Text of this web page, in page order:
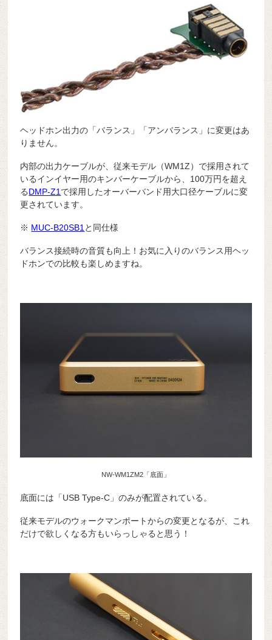
ヘッドホン出力の「バランス」「アンバランス」に変更はあ
りません。
内部の出力ケーブルが、従来モデル（WM1Z）で採用されて
いるインイヤー用のキンバーケーブルから、100万円を超え
るDMP-Z1 で採用したオーバーバンド用大口径ケーブルに変
更されています。
※ MUC-B20SB1 と同仕様
バランス接続時の音質も向上！お気に入りのバランス用ヘッ
ドホンでの比較も楽しめますね。
NW-WM1ZM2「底面」
底面には「USB Type-C」のみが配置されている。
従来モデルのウォークマンポートからの変更となるが、これ
だけで欲しくなる方もいらっしゃると思う！